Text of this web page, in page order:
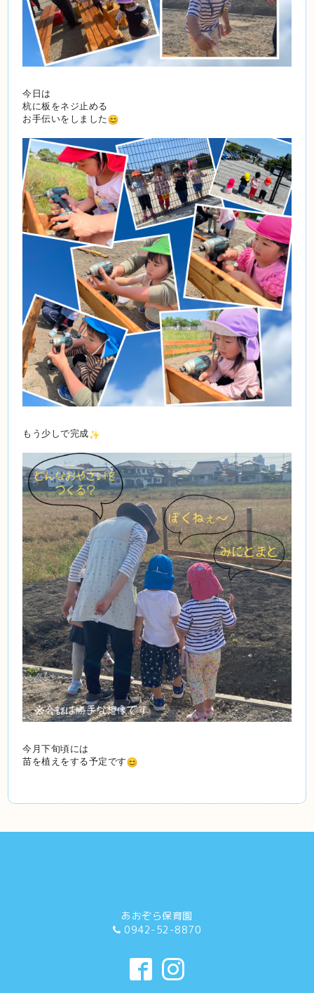
今日は
杭に板をネジ止める
お手伝いをしました
もう少しで完成
今月下旬頃には
苗を植えをする予定です
あおぞら保育園
0942-52-8870